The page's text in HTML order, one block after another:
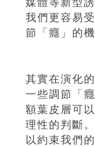
媒體等新型
我們更容易
節「癮」的
其實在演化
一些調節「
額葉皮層可
理性的判斷
以約束我們